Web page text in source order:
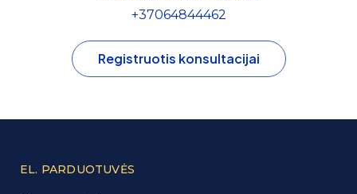
+37064844462
Registruotis konsultacijai
EL. PARDUOTUVĖS